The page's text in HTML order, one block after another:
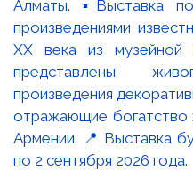
Алматы. ▪️Выставка
произведениями
XX века из музейной
представлены
произведения
отражающие богатство
Армении. 📍 Выставка
по 2 сентября 2026 года.